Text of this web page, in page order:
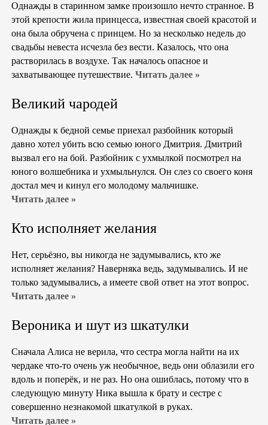
Однажды в старинном замке произошло нечто странное. В
этой крепости жила принцесса, известная своей красотой и
она была обручена с принцем. Но за несколько недель до
свадьбы невеста исчезла без вести. Казалось, что она
растворилась в воздухе. Так началось опасное и
захватывающее путешествие. Читать далее »
Великий чародей
Однажды к бедной семье приехал разбойник который
давно хотел убить всю семью юного Дмитрия. Дмитрий
вызвал его на бой. Разбойник с ухмылкой посмотрел на
юного волшебника и ухмыльнулся. Он слез со своего коня
достал меч и кинул его молодому мальчишке.
Читать далее »
Кто исполняет желания
Нет, серьёзно, вы никогда не задумывались, кто же
исполняет желания? Наверняка ведь, задумывались. И не
только задумывались, а имеете свой ответ на этот вопрос.
Читать далее »
Вероника и шут из шкатулки
Сначала Алиса не верила, что сестра могла найти на их
чердаке что-то очень уж необычное, ведь они облазили его
вдоль и поперёк, и не раз. Но она ошиблась, потому что в
следующую минуту Ника вышла к брату и сестре с
совершенно незнакомой шкатулкой в руках.
Читать далее »